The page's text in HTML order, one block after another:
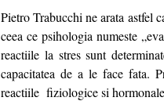
Pietro Trabucchi ne arata astfel
ceea ce psihologia numeste
reactiile la stres sunt
capacitatea de a le face fata.
reactiile fiziologice si